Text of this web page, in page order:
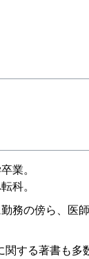
業。
科。
務の傍ら、医
する著書も多